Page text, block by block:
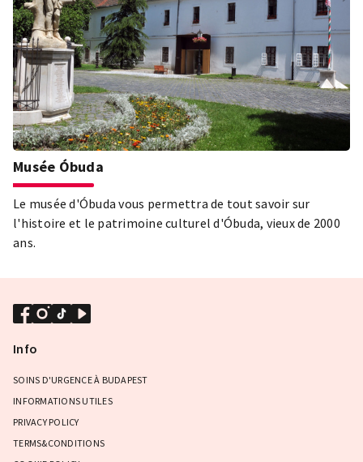
Musée Óbuda
Le musée d'Óbuda vous permettra de tout savoir sur
l'histoire et le patrimoine culturel d'Óbuda, vieux de 2000
ans.
Info
SOINS D'URGENCE À BUDAPEST
INFORMATIONS UTILES
PRIVACY POLICY
TERMS&CONDITIONS